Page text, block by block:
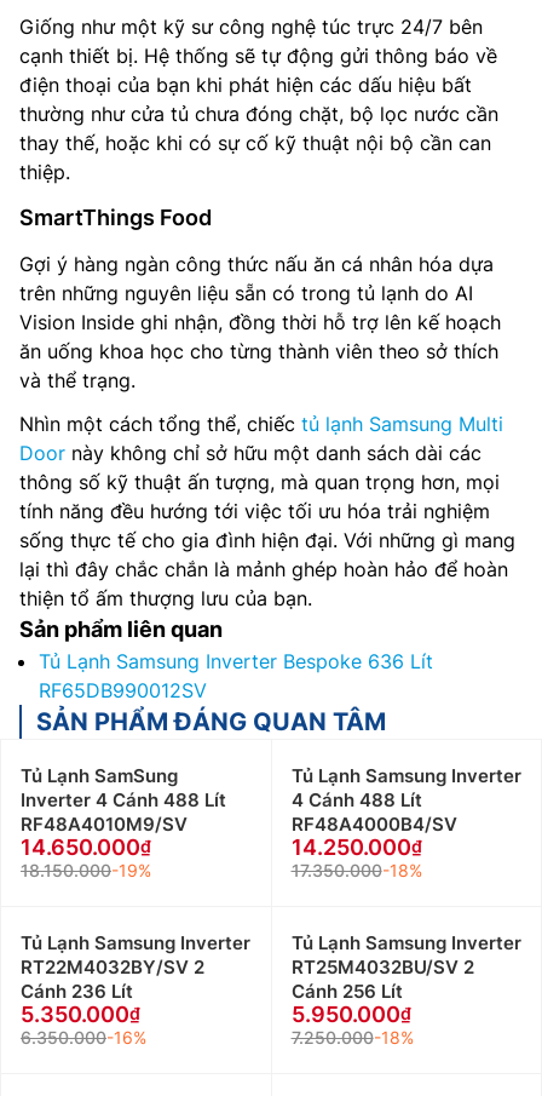
Giống như một kỹ sư công nghệ túc trực 24/7 bên
cạnh thiết bị. Hệ thống sẽ tự động gửi thông báo về
điện thoại của bạn khi phát hiện các dấu hiệu bất
thường như cửa tủ chưa đóng chặt, bộ lọc nước cần
thay thế, hoặc khi có sự cố kỹ thuật nội bộ cần can
thiệp.
SmartThings Food
Gợi ý hàng ngàn công thức nấu ăn cá nhân hóa dựa
trên những nguyên liệu sẵn có trong tủ lạnh do AI
Vision Inside ghi nhận, đồng thời hỗ trợ lên kế hoạch
ăn uống khoa học cho từng thành viên theo sở thích
và thể trạng.
Nhìn một cách tổng thể, chiếc tủ lạnh Samsung Multi
Door này không chỉ sở hữu một danh sách dài các
thông số kỹ thuật ấn tượng, mà quan trọng hơn, mọi
tính năng đều hướng tới việc tối ưu hóa trải nghiệm
sống thực tế cho gia đình hiện đại. Với những gì mang
lại thì đây chắc chắn là mảnh ghép hoàn hảo để hoàn
thiện tổ ấm thượng lưu của bạn.
Sản phẩm liên quan
Tủ Lạnh Samsung Inverter Bespoke 636 Lít
RF65DB990012SV
SẢN PHẨM ĐÁNG QUAN TÂM
Tủ Lạnh SamSung
Inverter 4 Cánh 488 Lít
RF48A4010M9/SV
14.650.000
18.150.000-19%
Tủ Lạnh Samsung Inverter
4 Cánh 488 Lít
RF48A4000B4/SV
14.250.000
17.350.000-18%
Tủ Lạnh Samsung Inverter
RT22M4032BY/SV 2
Cánh 236 Lít
5.350.000
6.350.000-16%
Tủ Lạnh Samsung Inverter
RT25M4032BU/SV 2
Cánh 256 Lít
5.950.000
7.250.000-18%